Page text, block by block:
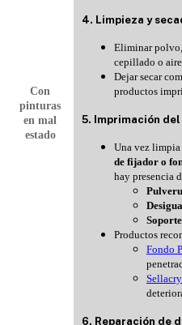
Con
pinturas
en mal
estado
4. Limpieza y
Eliminar
cepillado o aire
Dejar secar
productos
5. Imprimación
Una vez limpia
de fijador o
hay presencia
Productos
Fondo
6. Reparación de